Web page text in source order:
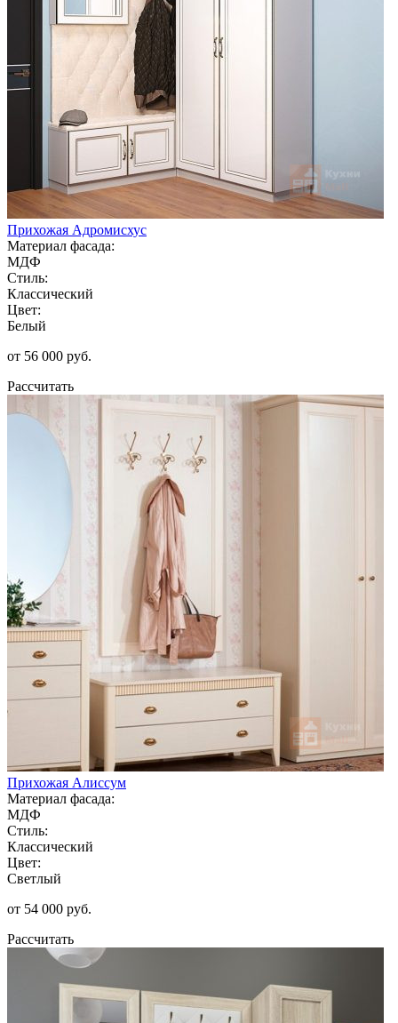
Прихожая Адромисхус
Материал фасада:
МДФ
Стиль:
Классический
Цвет:
Белый
от 56 000 руб.
Рассчитать
Прихожая Алиссум
Материал фасада:
МДФ
Стиль:
Классический
Цвет:
Светлый
от 54 000 руб.
Рассчитать